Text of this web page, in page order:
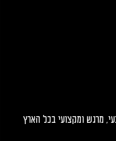
מרגש ומקצועי בכל הארץ